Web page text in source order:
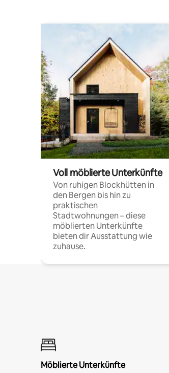
Voll möblierte Unterkünfte
Von ruhigen Blockhütten in
den Bergen bis hin zu
praktischen
Stadtwohnungen – diese
möblierten Unterkünfte
bieten dir Ausstattung wie
zuhause.
Möblierte Unterkünfte